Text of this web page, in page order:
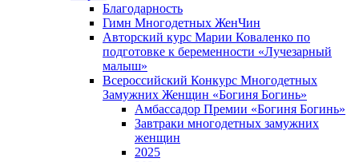
Благодарность
Гимн Многодетных ЖенЧин
Авторский курс Марии Коваленко по
подготовке к беременности «Лучезарный
малыш»
Всероссийский Конкурс Многодетных
Замужних Женщин «Богиня Богинь»
Амбассадор Премии «Богиня Богинь»
Завтраки многодетных замужних
женщин
2025